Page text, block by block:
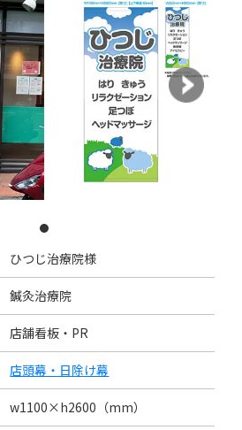
ひつじ治療院様
鍼灸治療院
店舗看板・PR
店頭幕・日除け幕
w1100×h2600（mm）